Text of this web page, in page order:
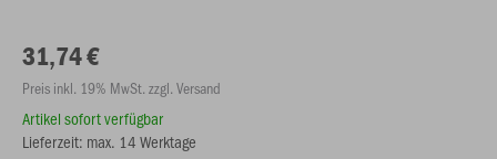
31,74 €
Preis inkl. 19% MwSt. zzgl. Versand
Artikel sofort verfügbar
Lieferzeit: max. 14 Werktage